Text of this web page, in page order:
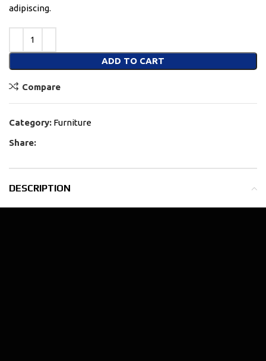
adipiscing.
ADD TO CART
Compare
Category: Furniture
Share:
DESCRIPTION